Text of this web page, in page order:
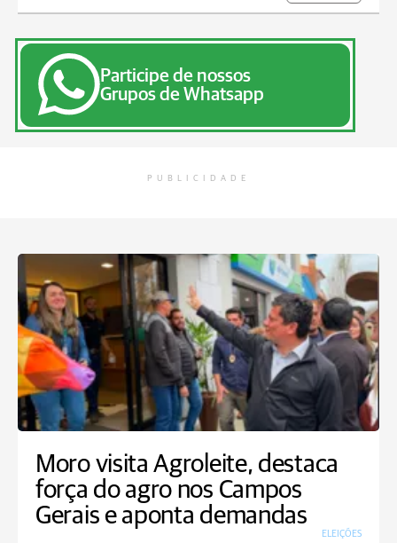
Participe de nossos
Grupos de Whatsapp
PUBLICIDADE
Moro visita Agroleite, destaca
força do agro nos Campos
Gerais e aponta demandas
ELEIÇÕES